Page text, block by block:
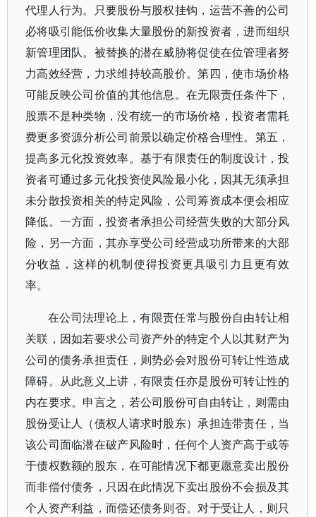
代理人行为。只要股份与股权挂钩，运营不善的公司
必将吸引能低价收集大量股份的新投资者，进而组织
新管理团队。被替换的潜在威胁将促使在位管理者努
力高效经营，力求维持较高股价。第四，使市场价格
可能反映公司价值的其他信息。在无限责任条件下，
股票不是种类物，没有统一的市场价格，投资者需耗
费更多资源分析公司前景以确定价格合理性。第五，
提高多元化投资效率。基于有限责任的制度设计，投
资者可通过多元化投资使风险最小化，因其无须承担
未分散投资相关的特定风险，公司筹资成本便会相应
降低。一方面，投资者承担公司经营失败的大部分风
险，另一方面，其亦享受公司经营成功所带来的大部
分收益，这样的机制使得投资更具吸引力且更有效
率。
在公司法理论上，有限责任常与股份自由转让相
关联，因如若要求公司资产外的特定个人以其财产为
公司的债务承担责任，则势必会对股份可转让性造成
障碍。从此意义上讲，有限责任亦是股份可转让性的
内在要求。申言之，若公司股份可自由转让，则需由
股份受让人（债权人请求时股东）承担连带责任，当
该公司面临潜在破产风险时，任何个人资产高于或等
于债权数额的股东，在可能情况下都更愿意卖出股份
而非偿付债务，只因在此情况下卖出股份不会损及其
个人资产利益，而偿还债务则否。对于受让人，则只